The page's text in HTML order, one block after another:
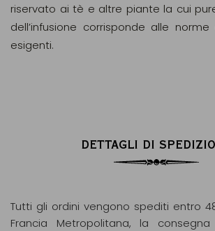
riservato ai tè e altre piante la cui
dell’infusione corrisponde alle
esigenti.
DETTAGLI DI
Tutti gli ordini vengono spediti entro
Francia Metropolitana, la